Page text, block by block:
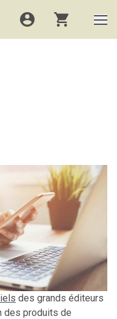
Formations,
des grands éditeurs
des produits de